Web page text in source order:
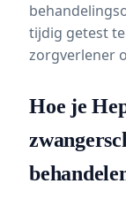
tijdig getest
zorgverlener
Hoe je